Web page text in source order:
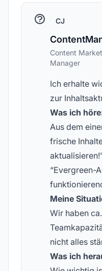
CJ
Content
Manager
Ich erhalte
zur
Was ich
Aus dem
frische
“Evergreen-
Meine
Wir haben
nicht alles
Was ich